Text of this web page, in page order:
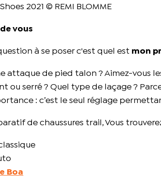
2021 © REMI BLOMME
vous
à se poser c'est quel est mon
attaque de pied talon ? Aimez-vous
ou serré ? Quel type de laçage ?
: c’est le seul réglage
de chaussures trail, Vous
Boa